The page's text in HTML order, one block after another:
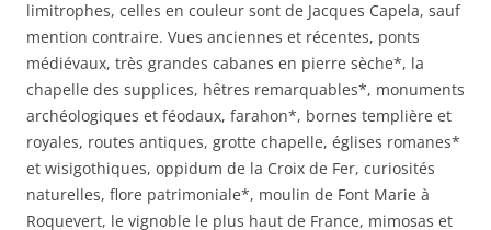
limitrophes, celles en couleur sont de Jacques Capela, sauf
mention contraire. Vues anciennes et récentes, ponts
médiévaux, très grandes cabanes en pierre sèche*, la
chapelle des supplices, hêtres remarquables*, monuments
archéologiques et féodaux, farahon*, bornes templière et
royales, routes antiques, grotte chapelle, églises romanes*
et wisigothiques, oppidum de la Croix de Fer, curiosités
naturelles, flore patrimoniale*, moulin de Font Marie à
Roquevert, le vignoble le plus haut de France, mimosas et